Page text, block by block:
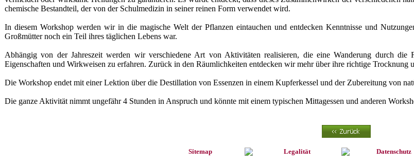
chemische Bestandteil, der von der Schulmedizin in seiner reinen Form verwendet wird.
In diesem Workshop werden wir in die magische Welt der Pflanzen eintauchen und entdecken Kenntnisse und
Großmütter noch ein Teil ihres täglichen Lebens war.
Abhängig von der Jahreszeit werden wir verschiedene Art von Aktivitäten realisieren, die eine Wanderung durch
Eigenschaften und Wirkweisen zu erfahren. Zurück in den Räumlichkeiten entdecken wir mehr über ihre richtige Trocknung
Die Workshop endet mit einer Lektion über die Destillation von Essenzen in einem Kupferkessel und der Zubereitung von
Die ganze Aktivität nimmt ungefähr 4 Stunden in Anspruch und könnte mit einem typischen Mittagessen und anderen
Sitemap Legalität Datenschutz